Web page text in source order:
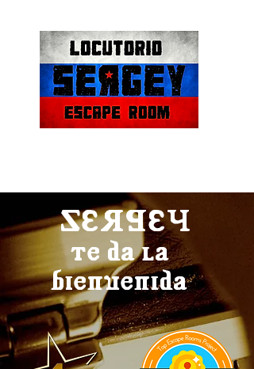
SERGEY
te da la
bienvenida